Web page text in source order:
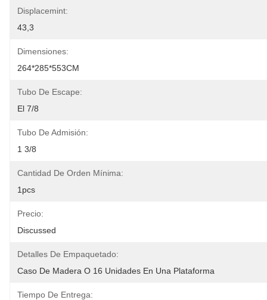
Displacemint:
43,3
Dimensiones:
264*285*553CM
Tubo De Escape:
El 7/8
Tubo De Admisión:
1 3/8
Cantidad De Orden Mínima:
1pcs
Precio:
Discussed
Detalles De Empaquetado:
Caso De Madera O 16 Unidades En Una Plataforma
Tiempo De Entrega: